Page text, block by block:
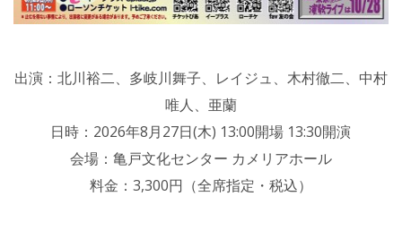
出演：北川裕二、多岐川舞子、レイジュ、木村徹二、中村
唯人、亜蘭
日時：2026年8月27日(木) 13:00開場 13:30開演
会場：亀戸文化センター カメリアホール
料金：3,300円（全席指定・税込）